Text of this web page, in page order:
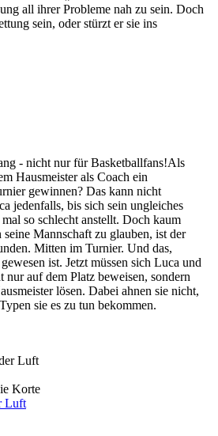
all ihrer Probleme nah zu sein. Doch
sein, oder stürzt er sie ins
- nicht nur für Basketballfans!Als
Hausmeister als Coach ein
gewinnen? Das kann nicht
jedenfalls, bis sich sein ungleiches
so schlecht anstellt. Doch kaum
seine Mannschaft zu glauben, ist der
Mitten im Turnier. Und das,
ist. Jetzt müssen sich Luca und
nur auf dem Platz beweisen, sondern
lösen. Dabei ahnen sie nicht,
sie es zu tun bekommen.
Korte
Luft